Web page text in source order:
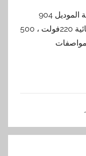
الة تعبئة البقوليات مواصفات الماكينة الموديل 904
ماركة المهندس منسى الطاقة الكهربائية 220فولت ، 500